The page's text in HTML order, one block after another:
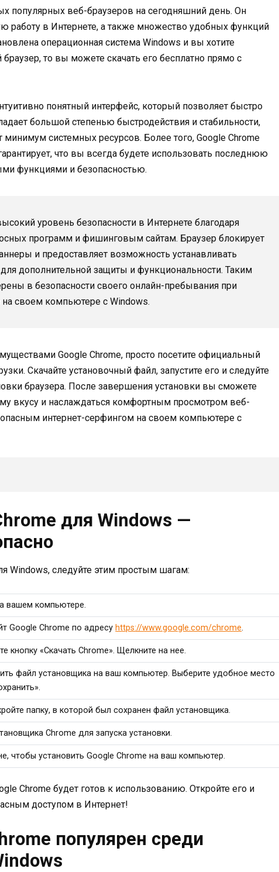
популярных веб-браузеров на сегодняшний день. Он
работу в Интернете, а также множество удобных функций
операционная система Windows и вы хотите
то вы можете скачать его бесплатно прямо с
понятный интерфейс, который позволяет быстро
большой степенью быстродействия и стабильности,
минимум системных ресурсов. Более того, Google Chrome
что вы всегда будете использовать последнюю
функциями и безопасностью.
уровень безопасности в Интернете благодаря
программ и фишинговым сайтам. Браузер блокирует
и предоставляет возможность устанавливать
дополнительной защиты и функциональности. Таким
в безопасности своего онлайн-пребывания при
на своем компьютере с Windows.
Google Chrome, просто посетите официальный
Скачайте установочный файл, запустите его и следуйте
браузера. После завершения установки вы сможете
вкусу и наслаждаться комфортным просмотром веб-
интернет-серфингом на своем компьютере с
для Windows —
Windows, следуйте этим простым шагам:
вашем компьютере.
Google Chrome по адресу https://www.google.com/chrome.
кнопку «Скачать Chrome». Щелкните на нее.
файл установщика на ваш компьютер. Выберите удобное место
папку, в которой был сохранен файл установщика.
Chrome для запуска установки.
чтобы установить Google Chrome на ваш компьютер.
Chrome будет готов к использованию. Откройте его и
доступом в Интернет!
популярен среди